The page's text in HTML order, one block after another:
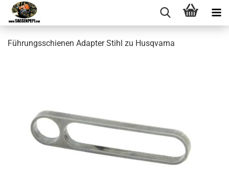
Führungsschienen Adapter Stihl zu Husqvarna